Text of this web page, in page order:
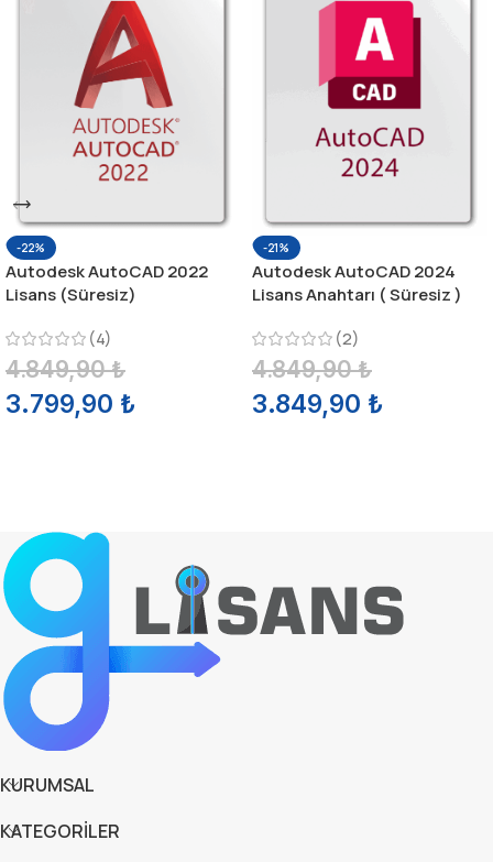
-22%
Autodesk AutoCAD 2022
Lisans (Süresiz)
(4)
4.849,90₺
3.799,90 ₺
-21%
Autodesk AutoCAD 2024
Lisans Anahtarı ( Süresiz )
(2)
4.849,90₺
3.849,90 ₺
KURUMSAL
KATEGORİLER